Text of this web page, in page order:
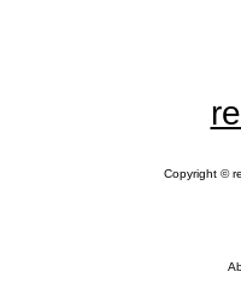
Copyright ©